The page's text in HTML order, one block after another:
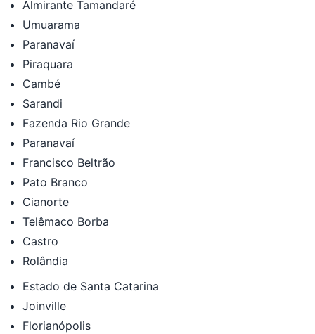
Almirante Tamandaré
Umuarama
Paranavaí
Piraquara
Cambé
Sarandi
Fazenda Rio Grande
Paranavaí
Francisco Beltrão
Pato Branco
Cianorte
Telêmaco Borba
Castro
Rolândia
Estado de Santa Catarina
Joinville
Florianópolis